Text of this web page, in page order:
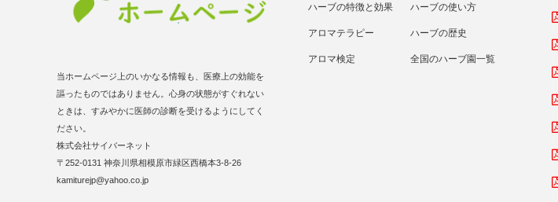
ハーブの特徴と効果 ハーブの使い方
アロマテラピー ハーブの歴史
アロマ検定 全国のハーブ園一覧
当ホームページ上のいかなる情報も、医療上の効能を
謳ったものではありません。心身の状態がすぐれない
ときは、すみやかに医師の診断を受けるようにしてく
ださい。
株式会社サイバーネット
〒252-0131 神奈川県相模原市緑区西橋本3-8-26
kamiturejp@yahoo.co.jp